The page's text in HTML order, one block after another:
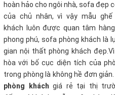
hoàn hảo cho ngôi nhà, sofa đẹp
của chủ nhân, vì vậy mẫu
khách luôn được quan tâm
phong phú, sofa phòng khách là
gian nội thất phòng khách
hòa với bố cục diện tích của
trong phòng là không hề đơn
phòng khách giá rẻ tại thị